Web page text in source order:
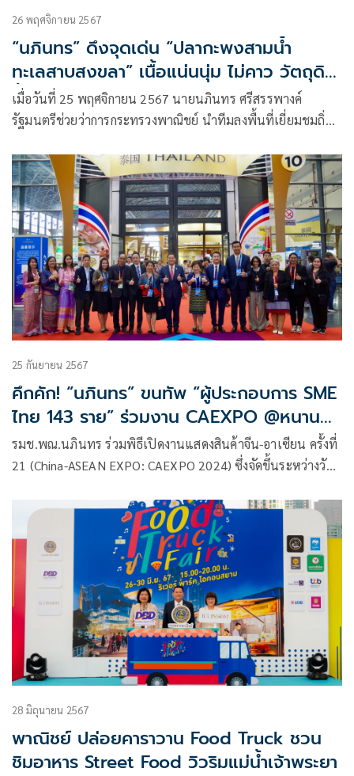
26 พฤศจิกายน 2567
“นภินทร” ดึงจุดเด่น “ปลากะพงสามน้ำ
ทะเลสาบสงขลา” เนื้อแน่นนุ่ม ไม่คาว วัตถุดิบ
ชั้นดี GI รังสรรค์ใน ”Thai Select“ เพิ่มมูลค่า
สร้างรายได้ให้เกษตรกร
เมื่อวันที่ 25 พฤศจิกายน 2567 นายนภินทร ศรีสรรพางค์
รัฐมนตรีช่วยว่าการกระทรวงพาณิชย์ นำทีมลงพื้นที่เยี่ยมชมถิ่น
ทะเลสาบสงขลา” โดยมีเป้าหมายในการเพิ่มมูลค่าของปลา
กะพงสามน้ำทะเลสาบสงขลา
25 กันยายน 2567
คึกคัก! “นภินทร” ขนทัพ “ผู้ประกอบการ SME
ไทย 143 ราย” ร่วมงาน CAEXPO @หนาน
หนิง นักช็อปจีนล้น “ไทยแลนด์ ฮอลล์“ คาด
สร้างเม็ดเงินสะพัดกว่า 170 ล้านบาท
รมช.พณ.นภินทร ร่วมพิธีเปิดงานแสดงสินค้าจีน-อาเซียน ครั้งที่
21 (China-ASEAN EXPO: CAEXPO 2024) ซึ่งจัดขึ้นระหว่างวัน
28 มิถุนายน 2567
พาณิชย์ ปล่อยคาราวาน Food Truck ชวน
ชิมอาหาร Street Food วิวริมแม่น้ำเจ้าพระยา